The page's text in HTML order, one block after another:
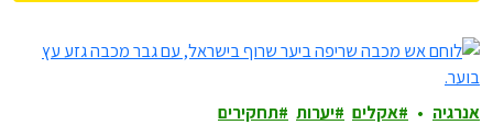
filtered results
אנרגיה אקלים יערות תחקירים